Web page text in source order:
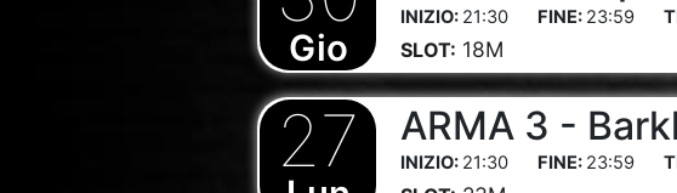
Gio
21:30 23:59
SLOT: 18M
27 ARMA 3 -
21:30 23:59